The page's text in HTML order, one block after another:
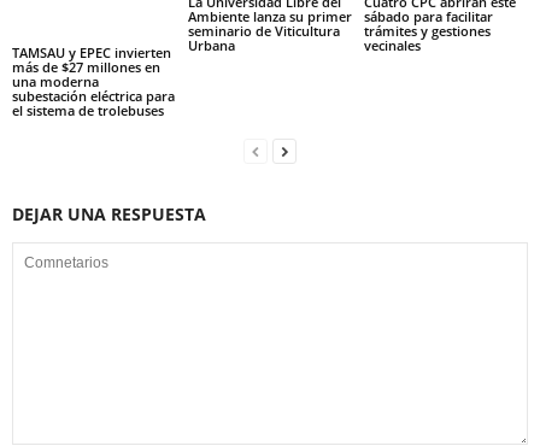
TAMSAU y EPEC invierten
más de $27 millones en
una moderna
subestación eléctrica para
el sistema de trolebuses
Ambiente lanza su primer
seminario de Viticultura
Urbana
sábado para facilitar
trámites y gestiones
vecinales
DEJAR UNA RESPUESTA